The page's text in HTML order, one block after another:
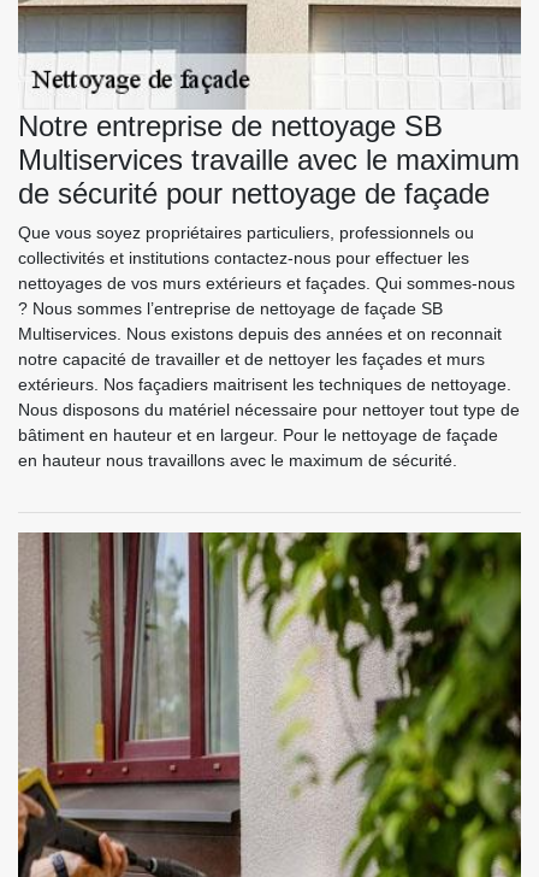
Notre entreprise de nettoyage SB
Multiservices travaille avec le maximum
de sécurité pour nettoyage de façade
Que vous soyez propriétaires particuliers, professionnels ou
collectivités et institutions contactez-nous pour effectuer les
nettoyages de vos murs extérieurs et façades. Qui sommes-nous
? Nous sommes l’entreprise de nettoyage de façade SB
Multiservices. Nous existons depuis des années et on reconnait
notre capacité de travailler et de nettoyer les façades et murs
extérieurs. Nos façadiers maitrisent les techniques de nettoyage.
Nous disposons du matériel nécessaire pour nettoyer tout type de
bâtiment en hauteur et en largeur. Pour le nettoyage de façade
en hauteur nous travaillons avec le maximum de sécurité.